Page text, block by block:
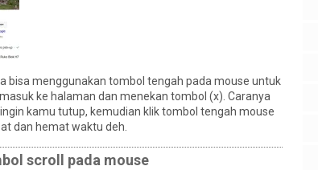
bisa menggunakan tombol tengah pada mouse untuk
ke halaman dan menekan tombol (x). Caranya
kamu tutup, kemudian klik tombol tengah mouse
dan hemat waktu deh.
scroll pada mouse